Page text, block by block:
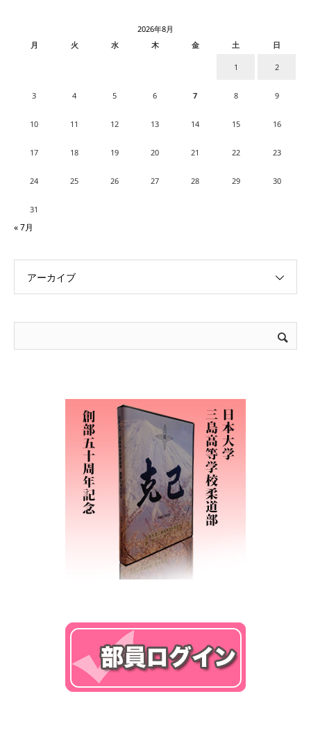
2026年8月
月
火 水 木 金 土 日
1 2
3 4 5 6 7 8 9
10 11 12 13 14 15 16
17 18 19 20 21 22 23
24 25 26 27 28 29 30
31
« 7月
アーカイブ